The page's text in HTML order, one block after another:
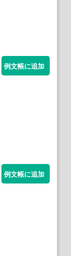
例文帳に追加
例文帳に追加